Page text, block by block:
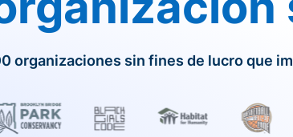
organizaciones sin fines de lucro que